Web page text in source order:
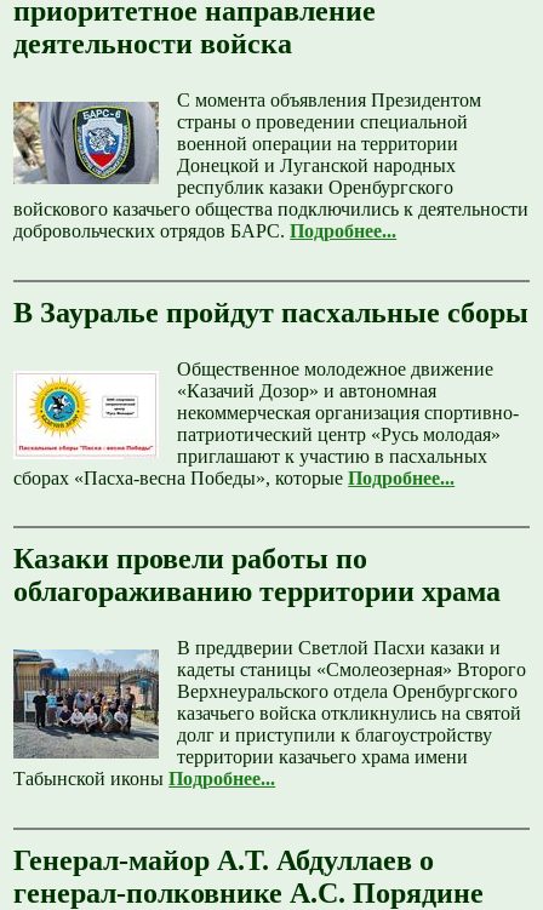
приоритетное направление
деятельности войска
С момента объявления Президентом
страны о проведении специальной
военной операции на территории
Донецкой и Луганской народных
республик казаки Оренбургского
войскового казачьего общества подключились к деятельности
добровольческих отрядов БАРС.Подробнее...
В Зауралье пройдут пасхальные сборы
Общественное молодежное движение
«Казачий Дозор» и автономная
некоммерческая организация спортивно-
патриотический центр «Русь молодая»
приглашают к участию в пасхальных
сборах «Пасха-весна Победы», которыеПодробнее...
Казаки провели работы по
облагораживанию территории храма
В преддверии Светлой Пасхи казаки и
кадеты станицы «Смолеозерная» Второго
Верхнеуральского отдела Оренбургского
казачьего войска откликнулись на святой
долг и приступили к благоустройству
территории казачьего храма имени
Табынской иконыПодробнее...
Генерал-майор А.Т. Абдуллаев о
генерал-полковнике А.С. Порядине